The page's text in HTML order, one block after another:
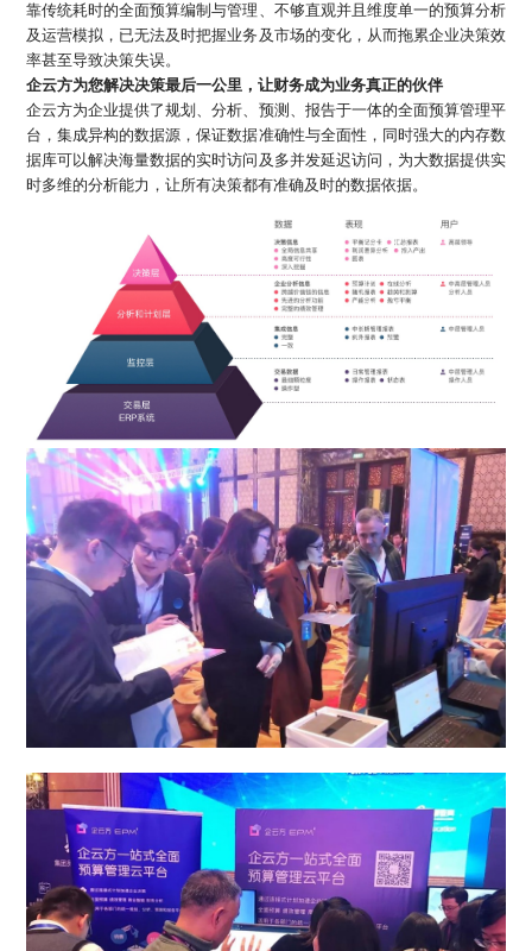
靠传统耗时的全面预算编制与管理、不够直观并且维度单一的预算分析
及运营模拟，已无法及时把握业务及市场的变化，从而拖累企业决策效
率甚至导致决策失误。
企云方为您解决决策最后一公里，让财务成为业务真正的伙伴
企云方为企业提供了规划、分析、预测、报告于一体的全面预算管理平
台，集成异构的数据源，保证数据准确性与全面性，同时强大的内存数
据库可以解决海量数据的实时访问及多并发延迟访问，为大数据提供实
时多维的分析能力，让所有决策都有准确及时的数据依据。